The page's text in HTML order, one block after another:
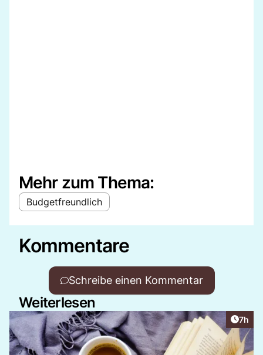
Mehr zum Thema:
Budgetfreundlich
Kommentare
Schreibe einen Kommentar
Weiterlesen
7h